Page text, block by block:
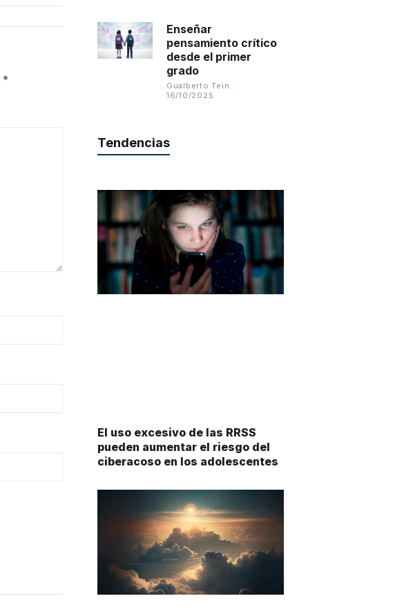
*
Enseñar
pensamiento crítico
desde el primer
grado
Gualberto Tein
16/10/2025
Tendencias
El uso excesivo de las RRSS
pueden aumentar el riesgo del
ciberacoso en los adolescentes